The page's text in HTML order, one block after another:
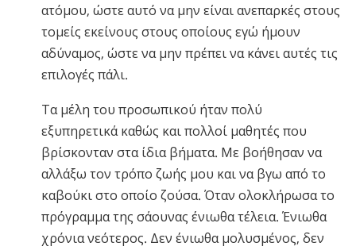
ατόμου, ώστε αυτό να μην είναι ανεπαρκές στους
τομείς εκείνους στους οποίους εγώ ήμουν
αδύναμος, ώστε να μην πρέπει να κάνει αυτές τις
επιλογές πάλι.
Τα μέλη του προσωπικού ήταν πολύ
εξυπηρετικά καθώς και πολλοί μαθητές που
βρίσκονταν στα ίδια βήματα. Με βοήθησαν να
αλλάξω τον τρόπο ζωής μου και να βγω από το
καβούκι στο οποίο ζούσα. Όταν ολοκλήρωσα το
πρόγραμμα της σάουνας ένιωθα τέλεια. Ένιωθα
χρόνια νεότερος. Δεν ένιωθα μολυσμένος, δεν